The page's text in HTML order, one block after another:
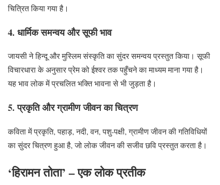
चित्रित किया गया है।
4. धार्मिक समन्वय और सूफी भाव
जायसी ने हिन्दू और मुस्लिम संस्कृति का सुंदर समन्वय प्रस्तुत किया। सूफी
विचारधारा के अनुसार प्रेम को ईश्वर तक पहुँचने का माध्यम माना गया है।
यह भाव लोक में प्रचलित भक्ति भावना से भी जुड़ता है।
5. प्रकृति और ग्रामीण जीवन का चित्रण
कविता में प्रकृति, पहाड़, नदी, वन, पशु-पक्षी, ग्रामीण जीवन की गतिविधियों
का सुंदर चित्रण हुआ है, जो लोक जीवन की सजीव छवि प्रस्तुत करता है।
‘हिरामन तोता’ – एक लोक प्रतीक